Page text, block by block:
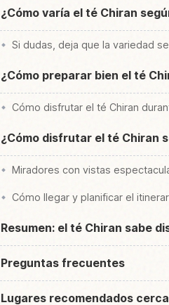
¿Cómo varía el té Chiran
Si dudas, deja que la variedad
¿Cómo preparar bien el té
Cómo disfrutar el té Chiran
¿Cómo disfrutar el té Chiran
Miradores con vistas
Cómo llegar y planificar el
Resumen: el té Chiran sabe
Preguntas frecuentes
Lugares recomendados